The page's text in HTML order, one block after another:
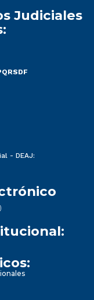
Judiciales
- DEAJ: